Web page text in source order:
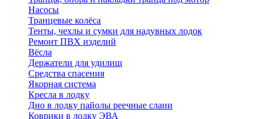
Насосы
Транцевые колёса
Тенты, чехлы и сумки для надувных лодок
Ремонт ПВХ изделий
Вёсла
Держатели для удилищ
Средства спасения
Якорная система
Кресла в лодку
Дно в лодку пайолы реечные слани
Коврики в лодку ЭВА